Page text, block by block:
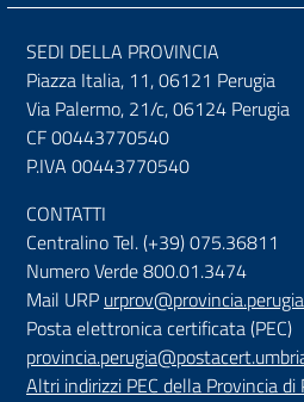
SEDI DELLA PROVINCIA
Piazza Italia, 11, 06121 Perugia
Via Palermo, 21/c, 06124 Perugia
CF 00443770540
P.IVA 00443770540
CONTATTI
Centralino Tel. (+39) 075.36811
Numero Verde 800.01.3474
Mail URP
Posta elettronica certificata (PEC)
Altri indirizzi PEC della Provincia di